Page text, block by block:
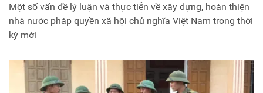
Một số vấn đề lý luận và thực tiễn về xây dựng, hoàn thiện
nhà nước pháp quyền xã hội chủ nghĩa Việt Nam trong thời
kỳ mới